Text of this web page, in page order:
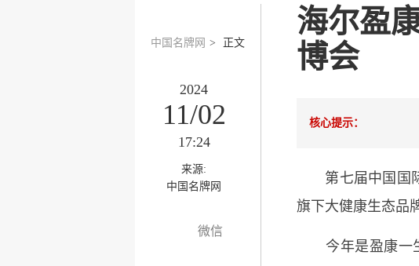
中国名牌网 > 正文
2024
11/02
17:24
来源:
中国名牌网
微信
海尔盈
博会
核心提示：
第七届中国国际
旗下大健康生态品
今年是盈康一生